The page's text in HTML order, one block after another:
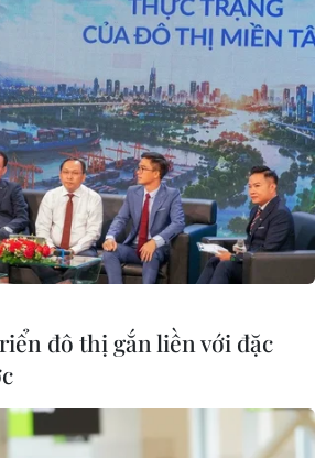
đô thị gắn liền với đặc